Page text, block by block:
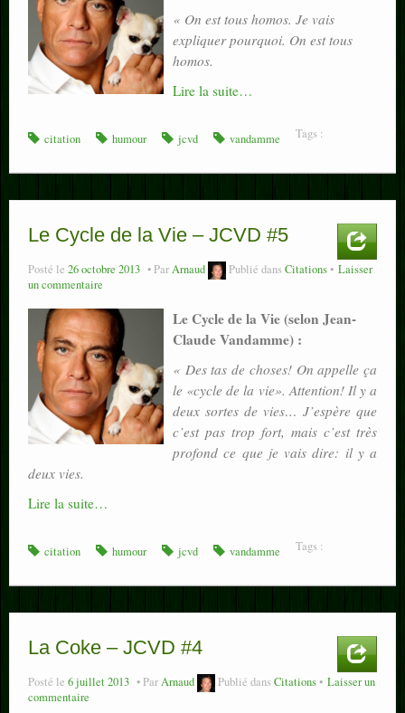
« On est tous homos. Je vais
expliquer pourquoi. On est tous
homos.
Lire la suite…
Tags :
citation humour jcvd vandamme
Le Cycle de la Vie – JCVD #5
Posté le 26 octobre 2013 ParArnaud Publié dansCitations
Laisser
un commentaire
Le Cycle de la Vie (selon Jean-
Claude Vandamme) :
« Des tas de choses! On appelle ça
le «cycle de la vie». Attention! Il y a
deux sortes de vies… J’espère que
c’est pas trop fort, mais c’est très
profond ce que je vais dire: il y a
deux vies.
Lire la suite…
Tags :
citation humour jcvd vandamme
La Coke – JCVD #4
Posté le 6 juillet 2013 ParArnaud Publié dansCitations
Laisser un
commentaire